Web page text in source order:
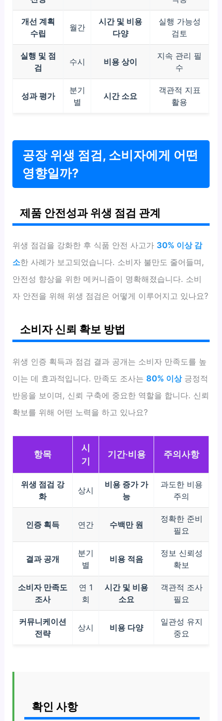
개선 계획
수립
월간
시간 및 비용
다양
실행 가능성
검토
실행 및 점
검
수시 비용 상이
지속 관리 필
수
성과 평가
분기
별
시간 소요
객관적 지표
활용
공장 위생 점검, 소비자에게 어떤
영향일까?
제품 안전성과 위생 점검 관계
위생 점검을 강화한 후 식품 안전 사고가 30% 이상 감
소한 사례가 보고되었습니다. 소비자 불만도 줄어들며,
안전성 향상을 위한 메커니즘이 명확해졌습니다. 소비
자 안전을 위해 위생 점검은 어떻게 이루어지고 있나요?
소비자 신뢰 확보 방법
위생 인증 획득과 점검 결과 공개는 소비자 만족도를 높
이는 데 효과적입니다. 만족도 조사는80% 이상긍정적
반응을 보이며, 신뢰 구축에 중요한 역할을 합니다. 신뢰
확보를 위해 어떤 노력을 하고 있나요?
항목
시
기
기간·비용 주의사항
위생 점검 강
화
상시
비용 증가 가
능
과도한 비용
주의
인증 획득 연간 수백만 원
정확한 준비
필요
결과 공개
분기
별
비용 적음
정보 신뢰성
확보
소비자 만족도
조사
연 1
회
시간 및 비용
소요
객관적 조사
필요
커뮤니케이션
전략
상시 비용 다양
일관성 유지
중요
확인 사항